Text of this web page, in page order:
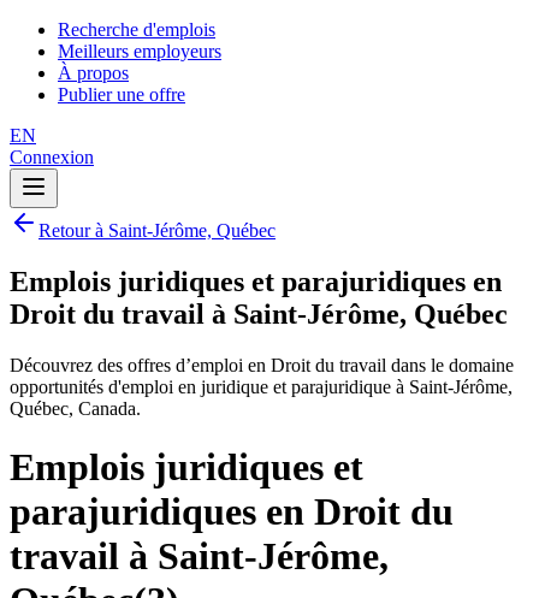
Recherche d'emplois
Meilleurs employeurs
À propos
Publier une offre
EN
Connexion
Retour à Saint-Jérôme, Québec
Emplois juridiques et parajuridiques en
Droit du travail à Saint-Jérôme, Québec
Découvrez des offres d’emploi en Droit du travail dans le domaine
opportunités d'emploi en juridique et parajuridique à Saint-Jérôme,
Québec, Canada.
Emplois juridiques et
parajuridiques en Droit du
travail à Saint-Jérôme,